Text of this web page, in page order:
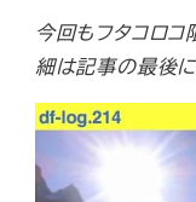
今回もフタコロ
細は記事の最後に